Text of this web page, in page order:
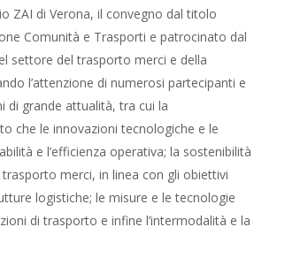
ZAI di Verona, il convegno dal titolo
Comunità e Trasporti e patrocinato dal
settore del trasporto merci e della
l’attenzione di numerosi partecipanti e
grande attualità, tra cui la
che le innovazioni tecnologiche e le
e l’efficienza operativa; la sostenibilità
merci, in linea con gli obiettivi
logistiche; le misure e le tecnologie
di trasporto e infine l’intermodalità e la